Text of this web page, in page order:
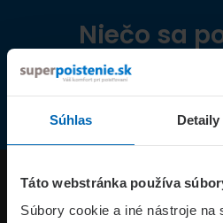
Súhlas Detaily
Táto webstránka používa
Súbory cookie a iné nástroje na
Niečo sa
Přejít na úvodní
Produkty